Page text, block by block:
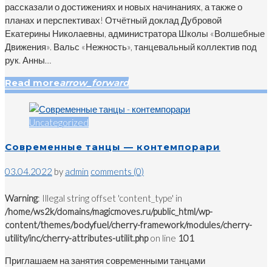
рассказали о достижениях и новых начинаниях, а также о
планах и перспективах! Отчётный доклад Дубровой
Екатерины Николаевны, администратора Школы «Волшебные
Движения». Вальс «Нежность», танцевальный коллектив под
рук. Анны…
Read morearrow_forward
Uncategorized
Современные танцы — контемпорари
03.04.2022 by admin comments (0)
Warning: Illegal string offset 'content_type' in
/home/ws2k/domains/magicmoves.ru/public_html/wp-
content/themes/bodyfuel/cherry-framework/modules/cherry-
utility/inc/cherry-attributes-utilit.phpon line 101
Приглашаем на занятия современными танцами